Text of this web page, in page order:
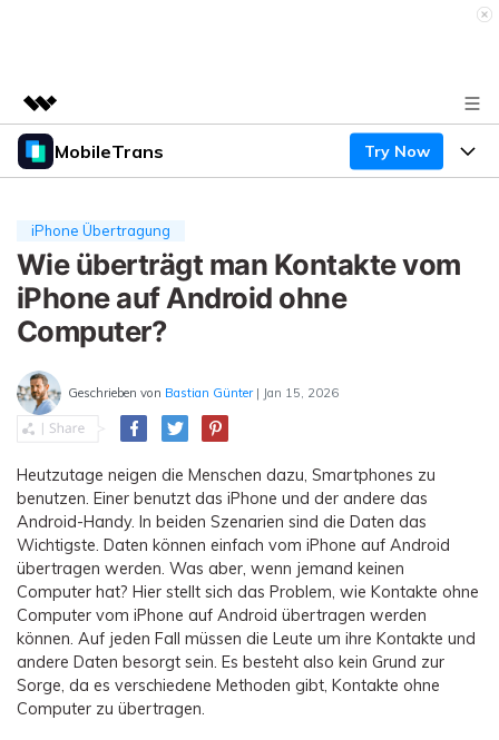
Top-Produkte
Dienstprogramme
Überblick
Lösungen
Über uns
Presseraum
Shop
Support
MobileTrans Try Now
Desktop
Mobile
Funktionen
Funktionen
Ressourcen
Handydatenübertragung
Handy-Backup & Wiederherstellung
Übertragung anderer Apps
WEITERE THEMEN ERKUNDEN
Preise
Preise für Windows
Preise für Mac
Preise für die App
Geschäftsplan
Bildungsplan
Lernen & Unterstützung
Wettbewerbe & Events
Lernen
Hilfe erhalten
Suche
Herunterladen
iPhone Übertragung
Wie überträgt man Kontakte vom
iPhone auf Android ohne
Computer?
Geschrieben von Bastian Günter | Jan 15, 2026
Heutzutage neigen die Menschen dazu, Smartphones zu
benutzen. Einer benutzt das iPhone und der andere das
Android-Handy. In beiden Szenarien sind die Daten das
Wichtigste. Daten können einfach vom iPhone auf Android
übertragen werden. Was aber, wenn jemand keinen
Computer hat? Hier stellt sich das Problem, wie Kontakte ohne
Computer vom iPhone auf Android übertragen werden
können. Auf jeden Fall müssen die Leute um ihre Kontakte und
andere Daten besorgt sein. Es besteht also kein Grund zur
Sorge, da es verschiedene Methoden gibt, Kontakte ohne
Computer zu übertragen.